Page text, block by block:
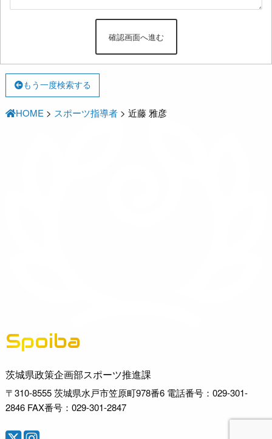
もう一度検索する
HOME > スポーツ指導者 >近藤 雅彦
Spoiba
茨城県政策企画部スポーツ推進課
〒310-8555 茨城県水戸市笠原町978番6 電話番号：029-301-
2846 FAX番号：029-301-2847